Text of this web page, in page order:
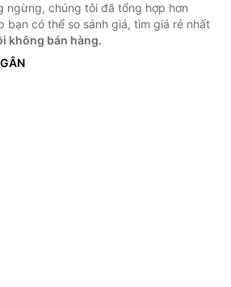
ngừng, chúng tôi đã tổng hợp hơn
bạn có thể so sánh giá, tìm giá rẻ nhất
không bán hàng.